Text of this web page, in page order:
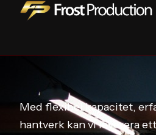
Med flexibel kapacitet,
hantverk kan vi leverera